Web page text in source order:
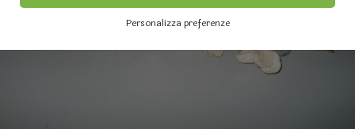
Personalizza preferenze